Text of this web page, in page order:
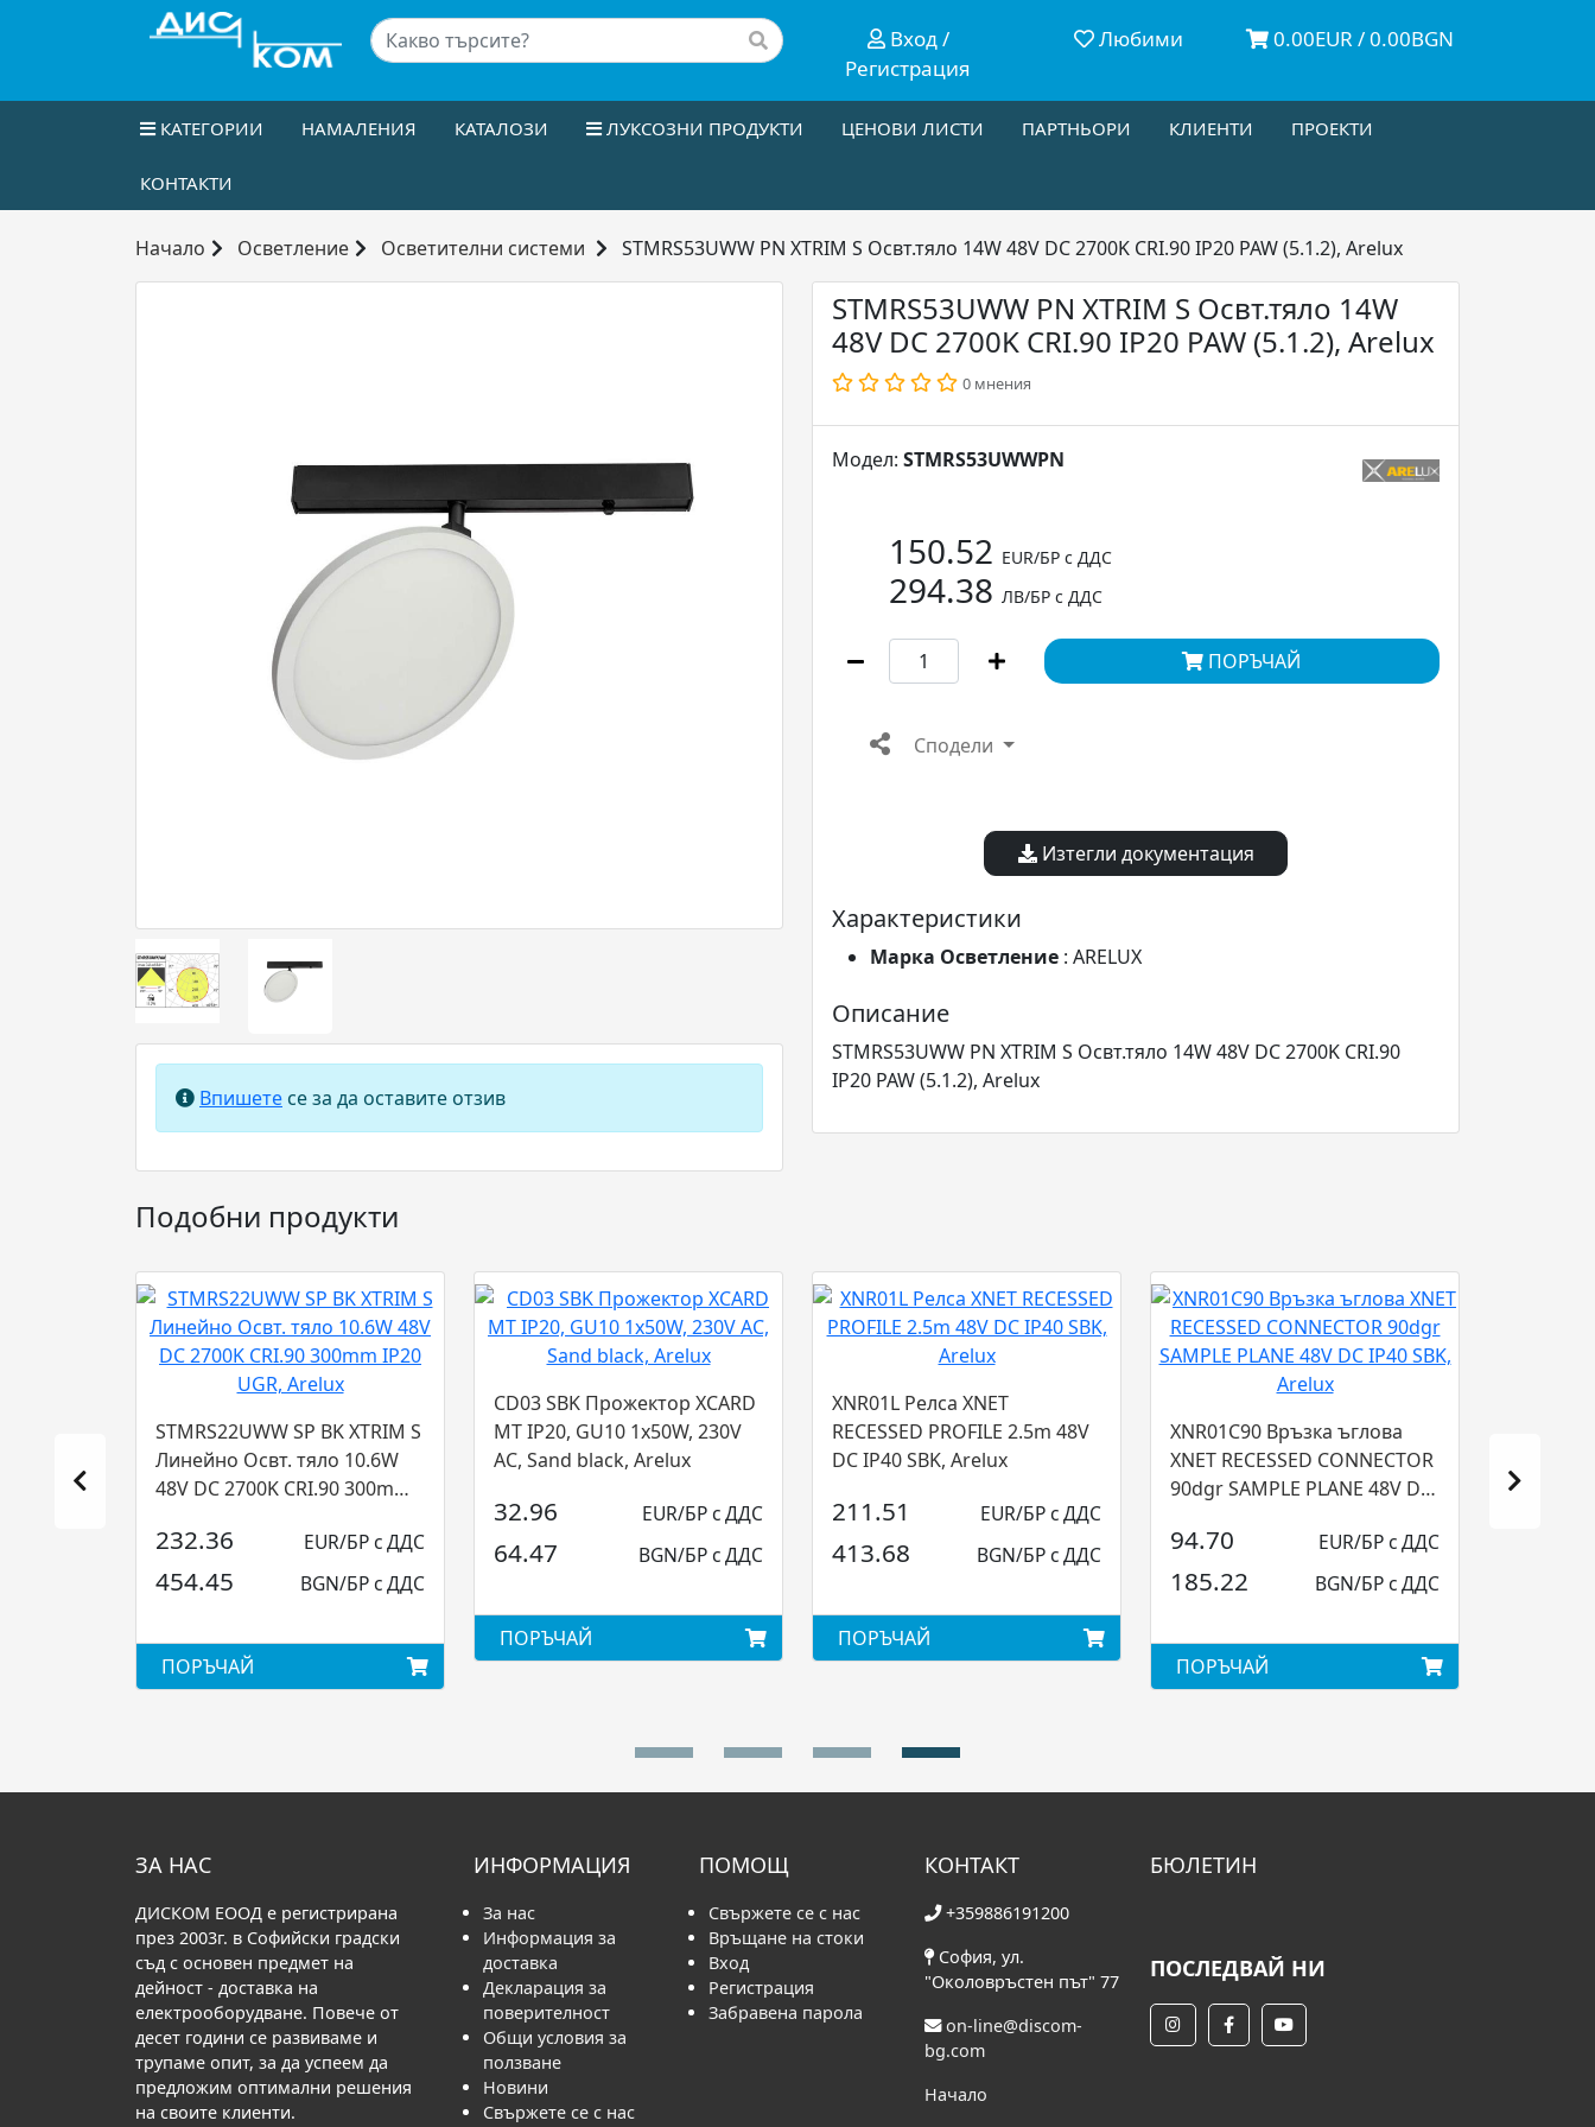
Вход /
Регистрация
Любими 0.00EUR / 0.00BGN
КАТЕГОРИИ НАМАЛЕНИЯ КАТАЛОЗИ ЛУКСОЗНИ ПРОДУКТИ ЦЕНОВИ ЛИСТИ ПАРТНЬОРИ КЛИЕНТИ ПРОЕКТИ
КОНТАКТИ
Начало Осветление Осветителни системи STMRS53UWW PN XTRIM S Освт.тяло 14W 48V DC 2700K CRI.90 IP20 PAW (5.1.2), Arelux
Впишете се за да оставите отзив
STMRS53UWW PN XTRIM S Освт.тяло 14W
48V DC 2700K CRI.90 IP20 PAW (5.1.2), Arelux
0 мнения
Модел: STMRS53UWWPN
150.52 EUR/БР с ДДС
294.38 ЛВ/БР с ДДС
ПОРЪЧАЙ
Сподели
Изтегли документация
Характеристики
Марка Осветление : ARELUX
Описание
STMRS53UWW PN XTRIM S Освт.тяло 14W 48V DC 2700K CRI.90
IP20 PAW (5.1.2), Arelux
Подобни продукти
STMRS22UWW SP BK XTRIM S
Линейно Освт. тяло 10.6W
48V DC 2700K CRI.90 300mm
232.36 EUR/БР с ДДС
454.45 BGN/БР с ДДС
ПОРЪЧАЙ
CD03 SBK Прожектор XCARD
MT IP20, GU10 1x50W, 230V
AC, Sand black, Arelux
32.96 EUR/БР с ДДС
64.47 BGN/БР с ДДС
ПОРЪЧАЙ
XNR01L Релса XNET
RECESSED PROFILE 2.5m 48V
DC IP40 SBK, Arelux
211.51 EUR/БР с ДДС
413.68 BGN/БР с ДДС
ПОРЪЧАЙ
XNR01C90 Връзка ъглова
XNET RECESSED CONNECTOR
90dgr SAMPLE PLANE 48V DC
94.70 EUR/БР с ДДС
185.22 BGN/БР с ДДС
ПОРЪЧАЙ
ЗА НАС
ДИСКОМ ЕООД е регистрирана
през 2003г. в Софийски градски
съд с основен предмет на
дейност - доставка на
електрооборудване. Повече от
десет години се развиваме и
трупаме опит, за да успеем да
предложим оптимални решения
на своите клиенти.
ИНФОРМАЦИЯ
За нас
Информация за
доставка
Декларация за
поверителност
Общи условия за
ползване
Новини
Свържете се с нас
ПОМОЩ
Свържете се с нас
Връщане на стоки
Вход
Регистрация
Забравена парола
КОНТАКТ
+359886191200
София, ул.
"Околовръстен път" 77
on-line@discom-
bg.com
Начало
БЮЛЕТИН
ПОСЛЕДВАЙ НИ